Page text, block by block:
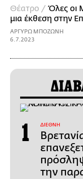
Θέατρο /Όλες οι
μια έκθεση στην
ΑΡΓΥΡΩ ΜΠΟΖΩΝΗ
6.7.2023
ΔΙΕΘΝΗ
την